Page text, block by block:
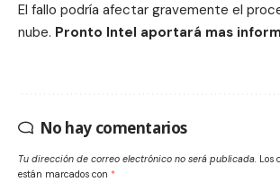
El fallo podría afectar gravemente el
nube. Pronto Intel aportará mas
No hay comentarios
Tu dirección de correo electrónico no será publicada. Los
están marcados con *